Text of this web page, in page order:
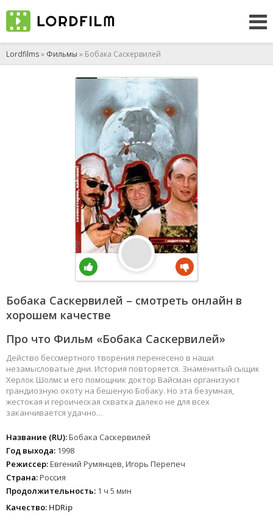
Lordfilms» Фильмы » Бобака Саскервилей
Бобака Саскервилей – смотреть онлайн в
хорошем качестве
Про что Фильм «Бобака Саскервилей»
Действо бессмертного творения перенесено в наши
незамысловатые дни. История повторяется. Знаменитый сыщик
Херлок Шолмс и его помощник доктор Вайсман организуют
грандиозную охоту на бешеную Бобаку. Но эта безумная,
жестокая и героическая схватка далеко не для всех
заканчивается удачно…
Название (RU):Бобака Саскервилей
Год выхода: 1998
Режиссер:Евгений Румянцев, Игорь Перепеч
Страна:Россия
Продолжительность: 1 ч 5 мин
Качество: HDRip